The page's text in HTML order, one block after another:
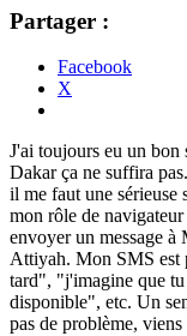
Partager :
Facebook
X
J'ai toujours eu un bon
Dakar ça ne suffira
il me faut une sérieuse
mon rôle de navigateur
envoyer un message
Attiyah. Mon SMS est
tard", "j'imagine que tu
disponible", etc. Un
pas de problème,